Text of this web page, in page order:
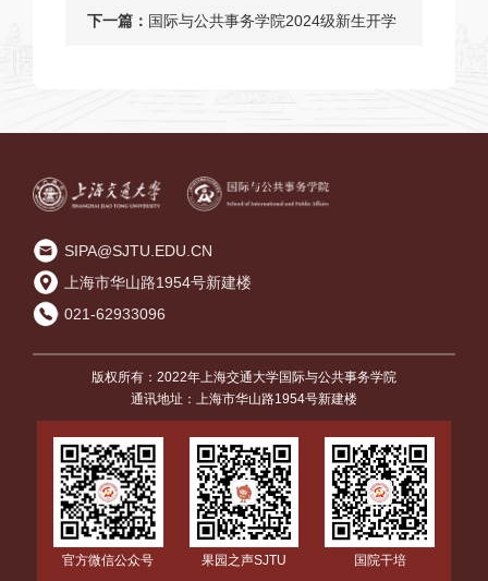
市应急管理重点实验室学术委员会第
下一篇： 国际与公共事务学院2024级新生开学
SIPA@SJTU.EDU.CN
上海市华山路1954号新建楼
021-62933096
版权所有：2022年上海交通大学国际与公共事务学院
通讯地址：上海市华山路1954号新建楼
官方微信公众号 果园之声SJTU 国院干培